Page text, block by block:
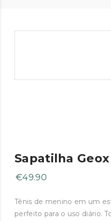
Sapatilha
€49.90
Tênis de menino em um
perfeito para o uso diário.